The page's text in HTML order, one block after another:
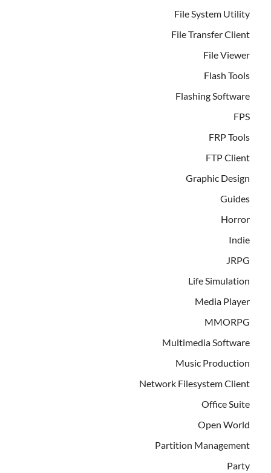
File System Utility
File Transfer Client
File Viewer
Flash Tools
Flashing Software
FPS
FRP Tools
FTP Client
Graphic Design
Guides
Horror
Indie
JRPG
Life Simulation
Media Player
MMORPG
Multimedia Software
Music Production
Network Filesystem Client
Office Suite
Open World
Partition Management
Party